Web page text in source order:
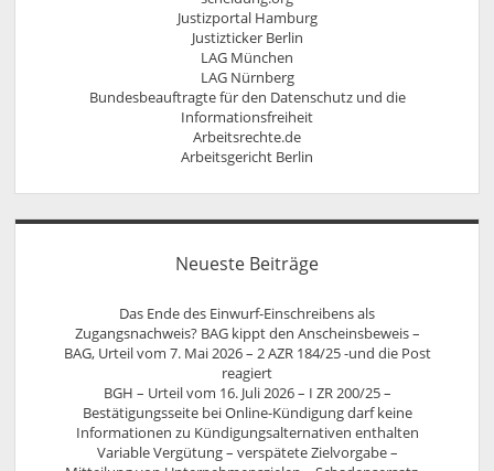
Justizportal Hamburg
Justizticker Berlin
LAG München
LAG Nürnberg
Bundesbeauftragte für den Datenschutz und die
Informationsfreiheit
Arbeitsrechte.de
Arbeitsgericht Berlin
Neueste Beiträge
Das Ende des Einwurf-Einschreibens als
Zugangsnachweis? BAG kippt den Anscheinsbeweis –
BAG, Urteil vom 7. Mai 2026 – 2 AZR 184/25 -und die Post
reagiert
BGH – Urteil vom 16. Juli 2026 – I ZR 200/25 –
Bestätigungsseite bei Online-Kündigung darf keine
Informationen zu Kündigungsalternativen enthalten
Variable Vergütung – verspätete Zielvorgabe –